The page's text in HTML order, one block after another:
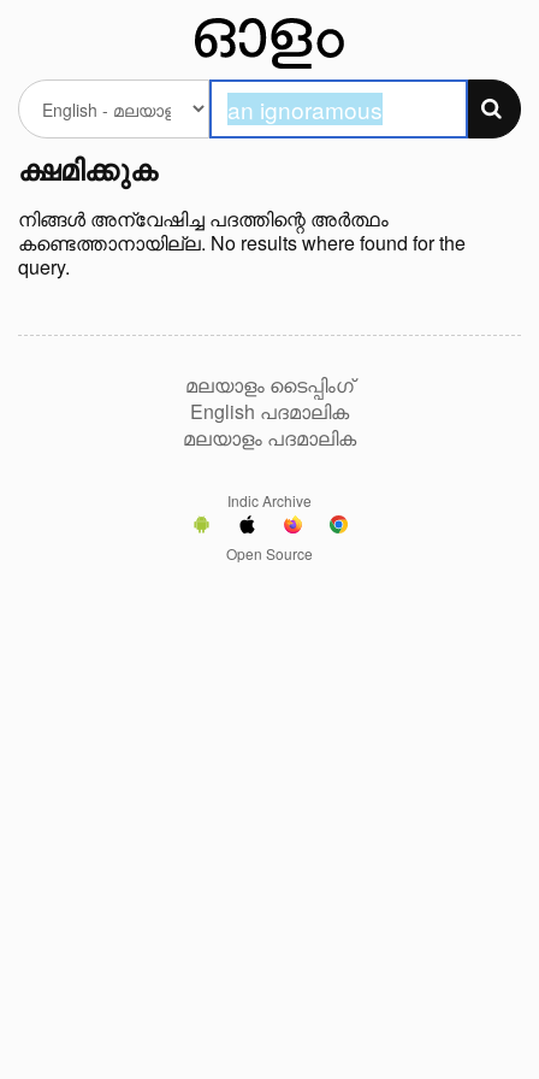
ക്ഷമിക്കുക
നിങ്ങള്‍ അന്വേഷിച്ച പദത്തിന്റെ അർത്ഥം
കണ്ടെത്താനായില്ല. No results where found for the
query.
മലയാളം ടൈപ്പിംഗ്
English പദമാലിക
മലയാളം പദമാലിക
Indic Archive
Open Source